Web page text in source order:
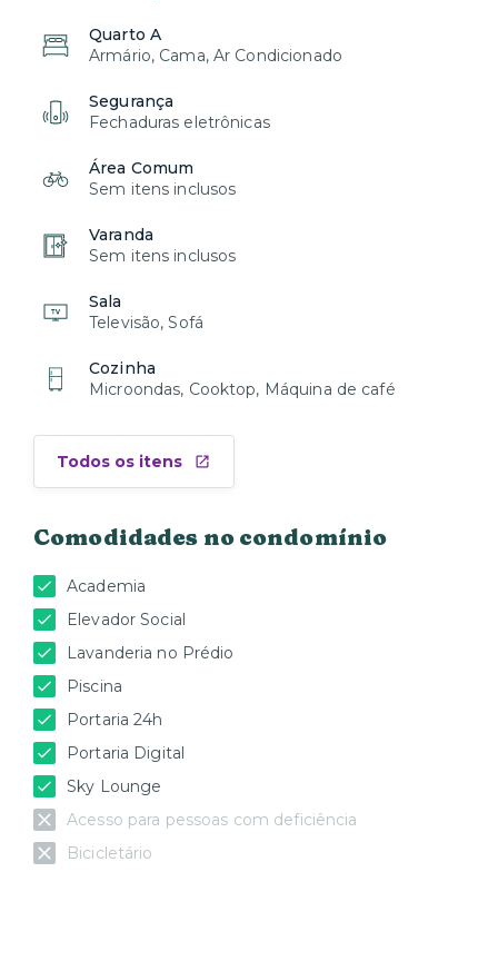
Quarto A
Armário, Cama, Ar Condicionado
Segurança
Fechaduras eletrônicas
Área Comum
Sem itens inclusos
Varanda
Sem itens inclusos
Sala
Televisão, Sofá
Cozinha
Microondas, Cooktop, Máquina de café
Todos os itens
Comodidades no condomínio
Academia
Elevador Social
Lavanderia no Prédio
Piscina
Portaria 24h
Portaria Digital
Sky Lounge
Acesso para pessoas com deficiência
Bicicletário